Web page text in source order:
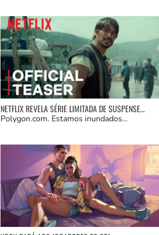
NETFLIX REVELA SÉRIE LIMITADA DE SUSPENSE…
Polygon.com. Estamos inundados…